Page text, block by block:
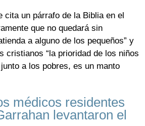
cita un párrafo de la Biblia en el
que no quedará sin
a alguno de los pequeños” y
cristianos “la prioridad de los niños
a los pobres, es un manto
médicos residentes
levantaron el